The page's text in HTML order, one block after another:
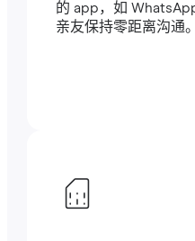
的 app，如
亲友保持零距离沟通。